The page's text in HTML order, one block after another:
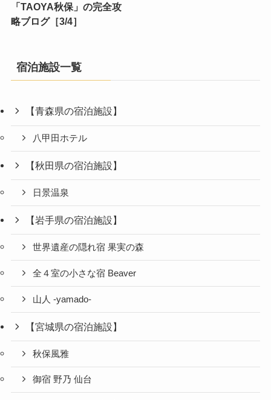
「TAOYA秋保」の完全攻
略ブログ［3/4］
宿泊施設一覧
【青森県の宿泊施設】
八甲田ホテル
【秋田県の宿泊施設】
日景温泉
【岩手県の宿泊施設】
世界遺産の隠れ宿 果実の森
全４室の小さな宿 Beaver
山人 -yamado-
【宮城県の宿泊施設】
秋保風雅
御宿 野乃 仙台